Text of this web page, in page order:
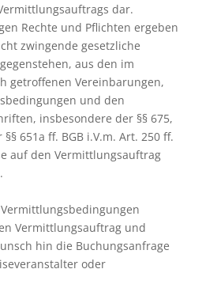
dar.
Rechte und Pflichten ergeben
zwingende gesetzliche
aus den im
getroffenen Vereinbarungen,
und den
insbesondere der §§ 675,
651a ff. BGB i.V.m. Art. 250 ff.
auf den Vermittlungsauftrag
Vermittlungsauftrag und
hin die Buchungsanfrage
oder